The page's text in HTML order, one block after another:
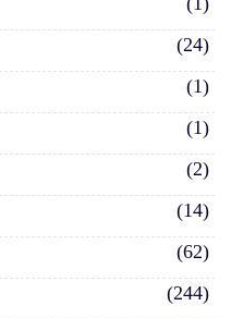
(24)
(1)
(1)
(2)
(14)
(62)
(244)